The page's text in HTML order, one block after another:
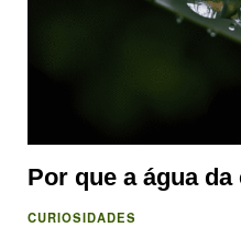
Por que a água
CURIOSIDADES